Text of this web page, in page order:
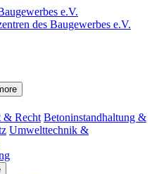
& Recht Betoninstandhaltung &
Umwelttechnik &